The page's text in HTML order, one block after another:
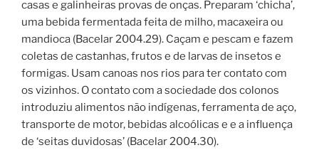
casas e galinheiras provas de onças. Preparam ‘chicha’,
uma bebida fermentada feita de milho, macaxeira ou
mandioca (Bacelar 2004.29). Caçam e pescam e fazem
coletas de castanhas, frutos e de larvas de insetos e
formigas. Usam canoas nos rios para ter contato com
os vizinhos. O contato com a sociedade dos colonos
introduziu alimentos não indígenas, ferramenta de aço,
transporte de motor, bebidas alcoólicas e e a influença
de ‘seitas duvidosas’ (Bacelar 2004.30).